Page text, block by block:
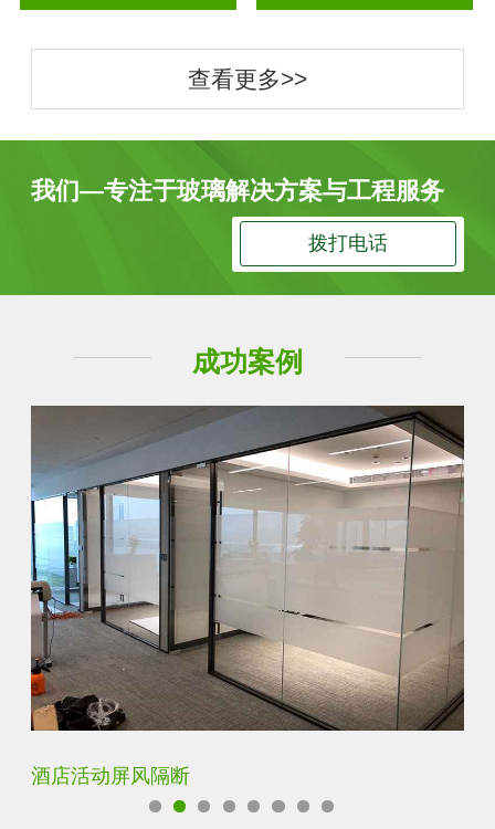
查看更多>>
我们—专注于玻璃解决方案与工程服务
拨打电话
成功案例
卧室厨房书房装饰隔断屏风